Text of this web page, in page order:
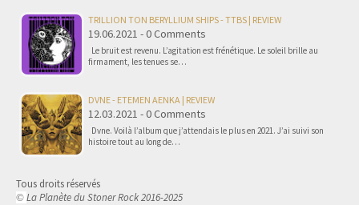
TRILLION TON BERYLLIUM SHIPS - TTBS | REVIEW
19.06.2021 - 0 Comments
Le bruit est revenu. L’agitation est frénétique. Le soleil brille au
firmament, les tenues se…
DVNE - ETEMEN AENKA | REVIEW
12.03.2021 - 0 Comments
Dvne. Voilà l’album que j’attendais le plus en 2021. J’ai suivi son
histoire tout au long de…
Tous droits réservés
© La Planète du Stoner Rock 2016-2025